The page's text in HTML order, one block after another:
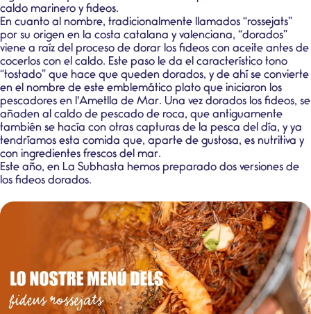
caldo marinero y fideos.
En cuanto al nombre, tradicionalmente llamados “rossejats”
por su origen en la costa catalana y valenciana, “dorados”
viene a raíz del proceso de dorar los fideos con aceite antes de
cocerlos con el caldo. Este paso le da el característico tono
“tostado” que hace que queden dorados, y de ahí se convierte
en el nombre de este emblemático plato que iniciaron los
pescadores en l'Ametlla de Mar. Una vez dorados los fideos, se
añaden al caldo de pescado de roca, que antiguamente
también se hacía con otras capturas de la pesca del día, y ya
tendríamos esta comida que, aparte de gustosa, es nutritiva y
con ingredientes frescos del mar.
Este año, en La Subhasta hemos preparado dos versiones de
los fideos dorados.